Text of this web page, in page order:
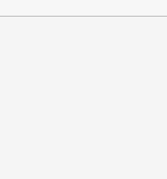
Müller Handels